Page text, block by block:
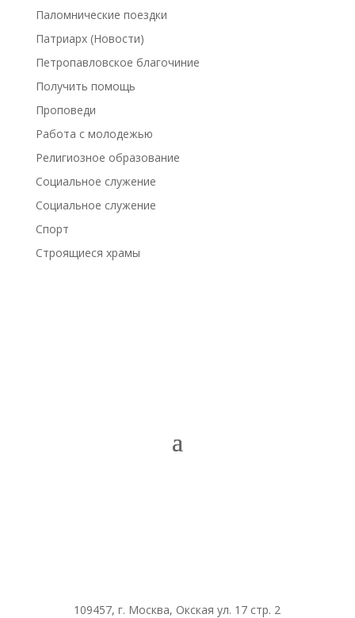
Паломнические поездки
Патриарх (Новости)
Петропавловское благочиние
Получить помощь
Проповеди
Работа с молодежью
Религиозное образование
Социальное служение
Социальное служение
Спорт
Строящиеся храмы
109457, г. Москва, Окская ул. 17 стр. 2